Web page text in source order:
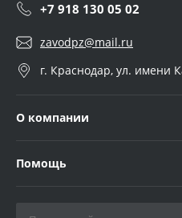
+7 918 130 05 02
zavodpz@mail.ru
г. Краснодар, ул. имени
О компании
Помощь